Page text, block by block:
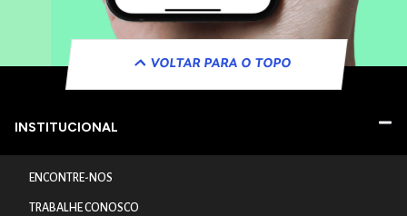
VOLTAR PARA O TOPO
INSTITUCIONAL
ENCONTRE-NOS
TRABALHE CONOSCO